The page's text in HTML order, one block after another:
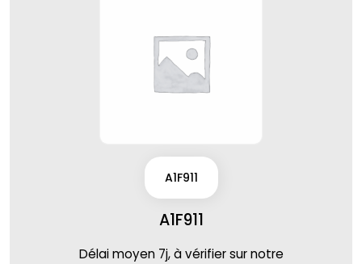
A1F911
A1F911
Délai moyen 7j, à vérifier sur notre